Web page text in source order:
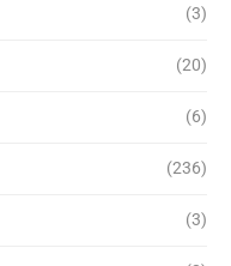
(3)
(20)
(6)
(236)
(3)